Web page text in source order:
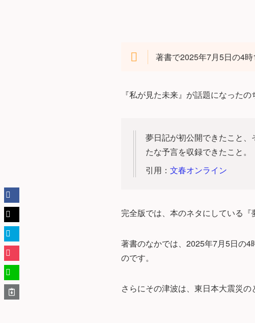
著書で2025年7月5日の4時
『私が見た未来』が話題になった
夢日記が初公開できたこと
たな予言を収録できたこと。
引用： 文春オンライン
完全版では、本のネタにしている
著書のなかでは、2025年7月5日の
のです。
さらにその津波は、東日本大震災